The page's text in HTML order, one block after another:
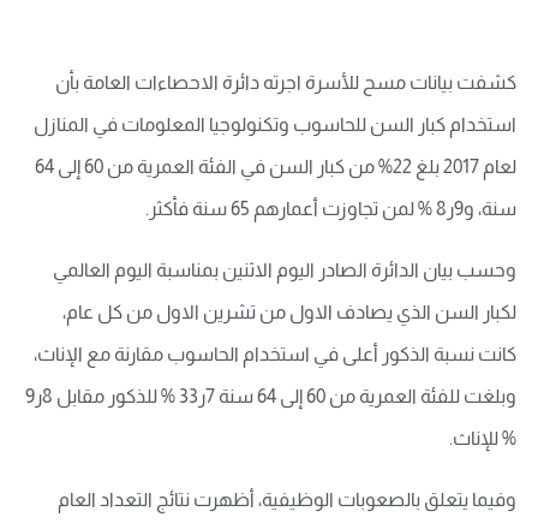
كشفت بيانات مسح للأسرة اجرته دائرة الاحصاءات العامة بأن
استخدام كبار السن للحاسوب وتكنولوجيا المعلومات في المنازل
لعام 2017 بلغ 22% من كبار السن في الفئة العمرية من 60 إلى 64
سنة، و9ر8 % لمن تجاوزت أعمارهم 65 سنة فأكثر.
وحسب بيان الدائرة الصادر اليوم الاثنين بمناسبة اليوم العالمي
لكبار السن الذي يصادف الاول من تشرين الاول من كل عام،
كانت نسبة الذكور أعلى في استخدام الحاسوب مقارنة مع الإناث،
وبلغت للفئة العمرية من 60 إلى 64 سنة 7ر33 % للذكور مقابل 8ر9
% للإناث.
وفيما يتعلق بالصعوبات الوظيفية، أظهرت نتائج التعداد العام